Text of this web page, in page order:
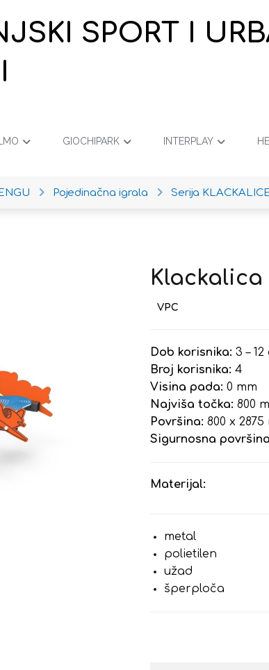
SPORT I
GIOCHIPARK INTERPLAY
Pojedinačna igrala Serija
Klackalica
Dob korisnika: 3 –
Broj korisnika: 4
Visina pada: 0 mm
Najviša točka: 800
Površina: 800 x 2875
Sigurnosna
Materijal:
metal
polietilen
užad
šperploča